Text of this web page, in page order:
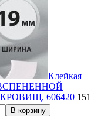
Клейкая
ВСПЕНЕННОЙ
606420 151
В корзину